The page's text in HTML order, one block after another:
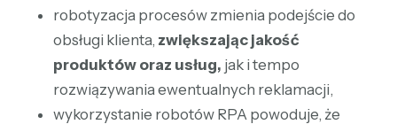
robotyzacja procesów zmienia podejście do
obsługi klienta, zwiększając jakość
produktów oraz usług, jak i tempo
rozwiązywania ewentualnych reklamacji,
wykorzystanie robotów RPA powoduje, że